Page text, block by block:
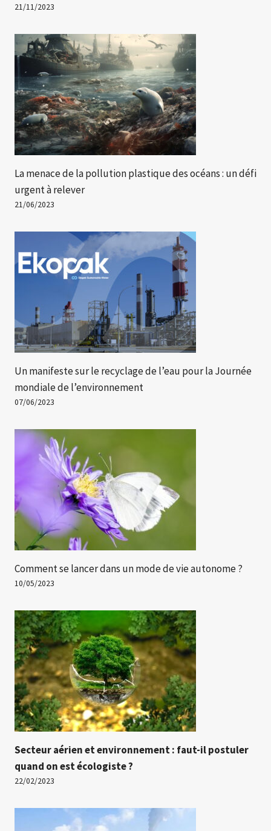
21/11/2023
La menace de la pollution plastique des océans : un défi
urgent à relever
21/06/2023
Un manifeste sur le recyclage de l’eau pour la Journée
mondiale de l’environnement
07/06/2023
Comment se lancer dans un mode de vie autonome ?
10/05/2023
Secteur aérien et environnement : faut-il postuler
quand on est écologiste ?
22/02/2023